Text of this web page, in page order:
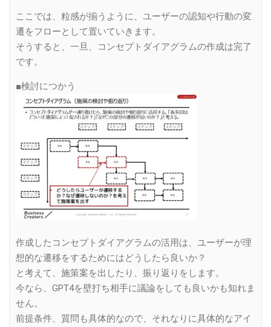
ここでは、粒感が揃うように、ユーザーの認知や行動の変
遷をフローとして置いていきます。
そうすると、一旦、コンセプトダイアグラムの作成は完了
です。
■検討につかう
作成したコンセプトダイアグラムの活用は、ユーザーが理
想的な遷移をするためにはどうしたら良いか？
と考えて、施策案を出したり、振り返りをします。
今なら、GPT4を壁打ち相手に議論をしても良いかも知れま
せん。
前提条件、質問も具体的なので、それなりに具体的なアイ